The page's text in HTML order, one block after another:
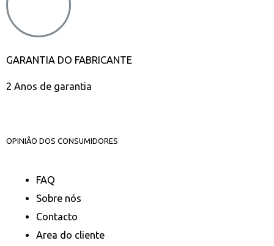
GARANTIA DO FABRICANTE
2 Anos de garantia
OPINIÃO DOS CONSUMIDORES
FAQ
Sobre nós
Contacto
Area do cliente